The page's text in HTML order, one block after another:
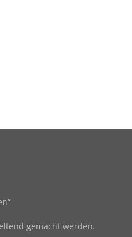
gemacht werden.